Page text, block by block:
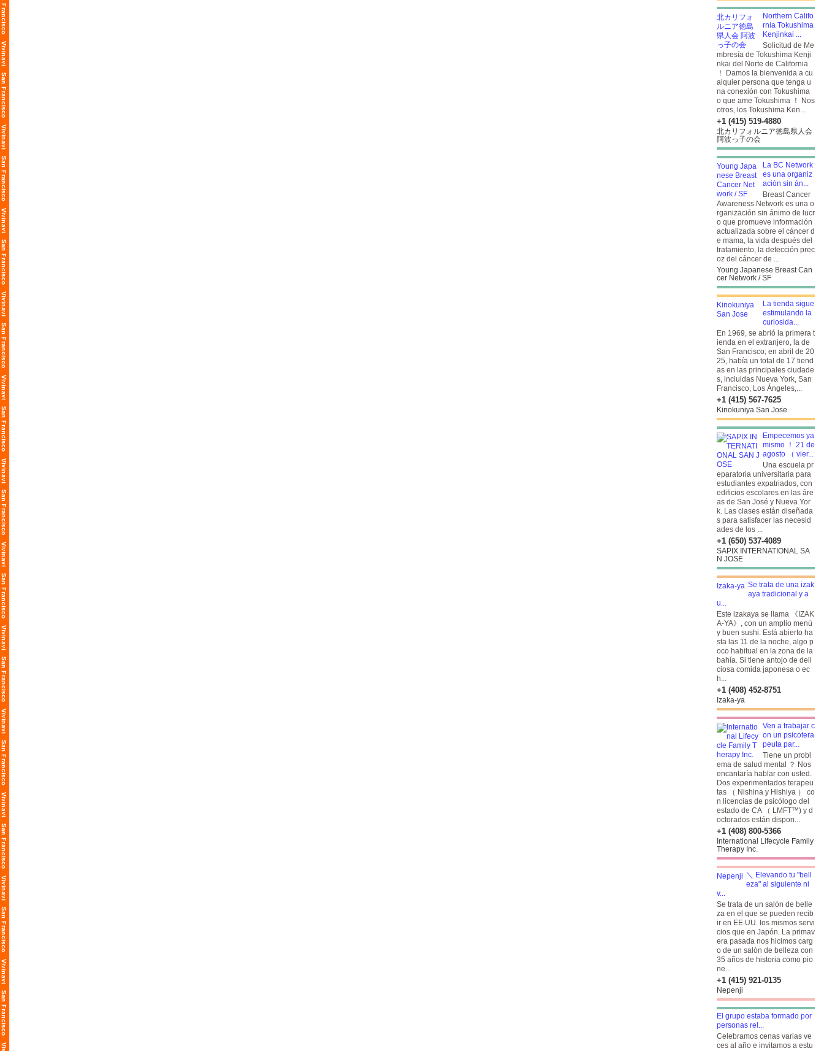
Northern Califo
rnia Tokushima
Kenjinkai ...
Solicitud de Me
mbresía de Tokushima Kenji
nkai del Norte de California
！ Damos la bienvenida a cu
alquier persona que tenga u
na conexión con Tokushima
o que ame Tokushima ！ Nos
otros, los Tokushima Ken...
+1 (415) 519-4880
北カリフォルニア徳島県人会
阿波っ子の会
La BC Network
es una organiz
ación sin án...
Breast Cancer
Awareness Network es una o
rganización sin ánimo de lucr
o que promueve información
actualizada sobre el cáncer d
e mama, la vida después del
tratamiento, la detección prec
oz del cáncer de ...
Young Japanese Breast Can
cer Network / SF
La tienda sigue
estimulando la
curiosida...
En 1969, se abrió la primera t
ienda en el extranjero, la de
San Francisco; en abril de 20
25, había un total de 17 tiend
as en las principales ciudade
s, incluidas Nueva York, San
Francisco, Los Ángeles,...
+1 (415) 567-7625
Kinokuniya San Jose
Empecemos ya
mismo ！ 21 de
agosto （ vier...
Una escuela pr
eparatoria universitaria para
estudiantes expatriados, con
edificios escolares en las áre
as de San José y Nueva Yor
k. Las clases están diseñada
s para satisfacer las necesid
ades de los ...
+1 (650) 537-4089
SAPIX INTERNATIONAL SA
N JOSE
Se trata de una izak
aya tradicional y a
u...
Este izakaya se llama 《IZAK
A-YA》, con un amplio menú
y buen sushi. Está abierto ha
sta las 11 de la noche, algo p
oco habitual en la zona de la
bahía. Si tiene antojo de deli
ciosa comida japonesa o ec
h...
+1 (408) 452-8751
Izaka-ya
Ven a trabajar c
on un psicotera
peuta par...
Tiene un probl
ema de salud mental ？ Nos
encantaría hablar con usted.
Dos experimentados terapeu
tas （ Nishina y Hishiya ） co
n licencias de psicólogo del
estado de CA （ LMFT™) y d
octorados están dispon...
+1 (408) 800-5366
International Lifecycle Family
Therapy Inc.
＼ Elevando tu "bell
eza" al siguiente ni
v...
Se trata de un salón de belle
za en el que se pueden recib
ir en EE.UU. los mismos servi
cios que en Japón. La primav
era pasada nos hicimos carg
o de un salón de belleza con
35 años de historia como pio
ne...
+1 (415) 921-0135
Nepenji
El grupo estaba formado por
personas rel...
Celebramos cenas varias ve
ces al año e invitamos a estu